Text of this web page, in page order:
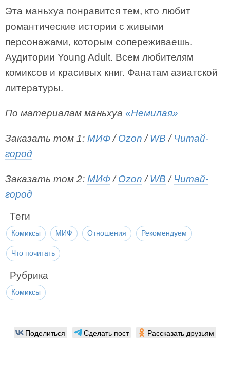
Эта маньхуа понравится тем, кто любит
романтические истории с живыми
персонажами, которым сопереживаешь.
Аудитории Young Adult. Всем любителям
комиксов и красивых книг. Фанатам азиатской
литературы.
По материалам маньхуа «Немилая»
Заказать том 1: МИФ/Ozon /WB / Читай-
город
Заказать том 2: МИФ/Ozon /WB / Читай-
город
Теги
Комиксы МИФ Отношения Рекомендуем
Что почитать
Рубрика
Комиксы
Поделиться Сделать пост Рассказать друзьям